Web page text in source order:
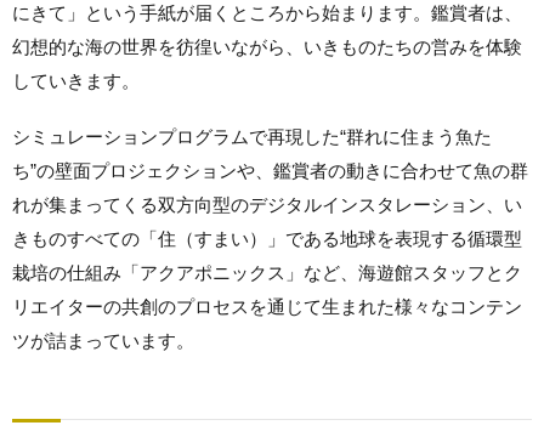
にきて」という手紙が届くところから始まります。鑑賞者は、
幻想的な海の世界を彷徨いながら、いきものたちの営みを体験
していきます。
シミュレーションプログラムで再現した“群れに住まう魚た
ち”の壁面プロジェクションや、鑑賞者の動きに合わせて魚の群
れが集まってくる双方向型のデジタルインスタレーション、い
きものすべての「住（すまい）」である地球を表現する循環型
栽培の仕組み「アクアポニックス」など、海遊館スタッフとク
リエイターの共創のプロセスを通じて生まれた様々なコンテン
ツが詰まっています。